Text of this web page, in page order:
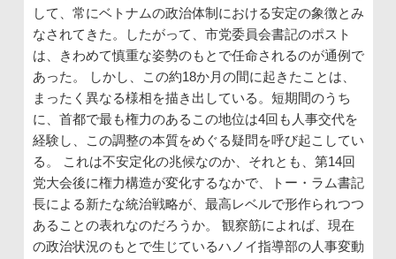
して、常にベトナムの政治体制における安定の象徴とみ
なされてきた。したがって、市党委員会書記のポスト
は、きわめて慎重な姿勢のもとで任命されるのが通例で
あった。 しかし、この約18か月の間に起きたことは、
まったく異なる様相を描き出している。短期間のうち
に、首都で最も権力のあるこの地位は4回も人事交代を
経験し、この調整の本質をめぐる疑問を呼び起こしてい
る。 これは不安定化の兆候なのか、それとも、第14回
党大会後に権力構造が変化するなかで、トー・ラム書記
長による新たな統治戦略が、最高レベルで形作られつつ
あることの表れなのだろうか。 観察筋によれば、現在
の政治状況のもとで生じているハノイ指導部の人事変動